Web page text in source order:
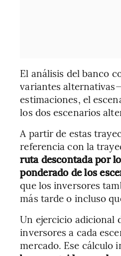
El análisis del banco
variantes
estimaciones, el
los dos escenarios
A partir de estas
referencia con la
ruta descontada por
ponderado de los
que los inversores
más tarde o incluso
Un ejercicio adicional
inversores a cada
mercado. Ese cálculo